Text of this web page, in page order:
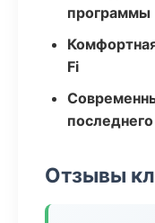
программы
Fi
Отзывы